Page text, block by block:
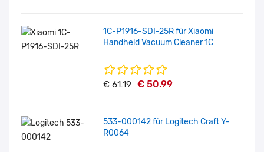
1C-P1916-SDI-25R für Xiaomi
Handheld Vacuum Cleaner 1C
€ 61.19 € 50.99
533-000142 für Logitech Craft Y-
R0064